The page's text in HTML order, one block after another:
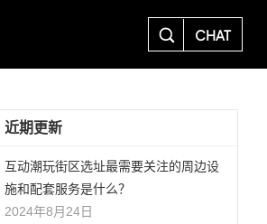
CHAT
近期更新
互动潮玩街区选址最需要关注的周边设
施和配套服务是什么？
2024年8月24日